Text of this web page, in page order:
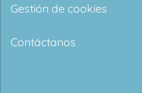
Gestión de cookies
Contáctanos